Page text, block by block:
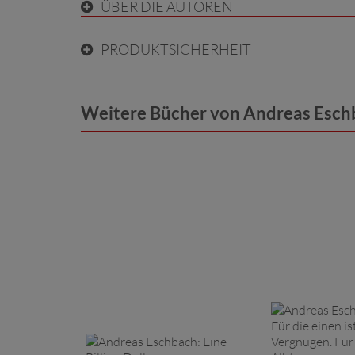
ÜBER DIE AUTOREN
PRODUKTSICHERHEIT
Weitere Bücher von Andreas